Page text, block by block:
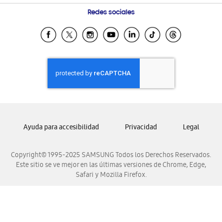
Condiciones de Compra
Preguntas Frecuentes
Samsung Costa Rica
Samsung Ecuador
Samsung El Salvador
Samsung Guatemala
Samsung Honduras
Samsung Nicaragua
Samsung Venezuela
Redes sociales
Copyright© 1995-2025 SAMSUNG Todos los Derechos Reservados.
Este sitio se ve mejor en las últimas versiones de Chrome, Edge,
Safari y Mozilla Firefox.
Ayuda para accesibilidad Privacidad Legal